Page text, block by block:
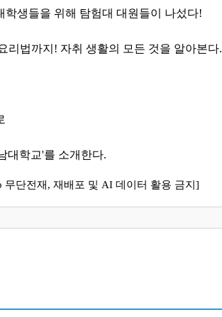
학생들을 위해 탐험대 대원들이 나섰다!
리법까지! 자취 생활의 모든 것을 알아본다.
대학교'를 소개한다.
무단전재, 재배포 및 AI 데이터 활용 금지]